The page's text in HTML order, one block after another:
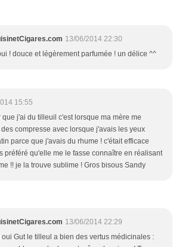
13/06/2014 22:30
! douce et légèrement parfumée ! un délice ^^
15:55
que j'ai du tilleuil c'est lorsque ma mère me
compresse avec lorsque j'avais les yeux
parce que j'avais du rhume ! c'était efficace
préféré qu'elle me le fasse connaître en réalisant
!! je la trouve sublime ! Gros bisous Sandy
13/06/2014 22:29
oui Gut le tilleul a bien des vertus médicinales :